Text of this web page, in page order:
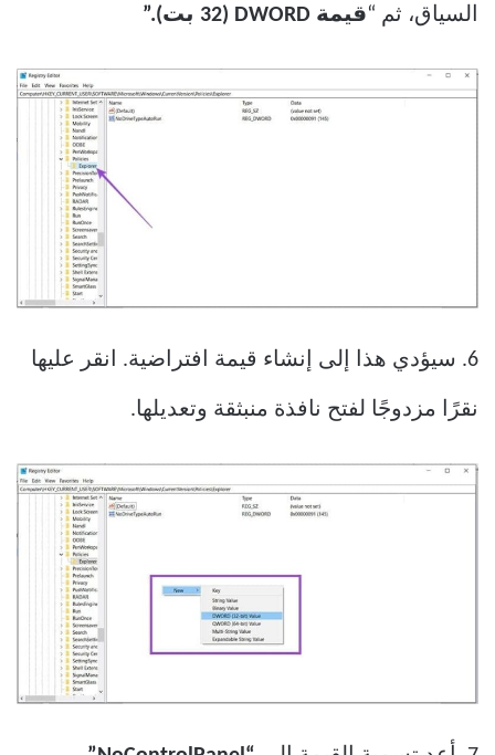
السياق، ثم “قيمة DWORD (32 بت).”
6. سيؤدي هذا إلى إنشاء قيمة افتراضية. انقر عليها
نقرًا مزدوجًا لفتح نافذة منبثقة وتعديلها.